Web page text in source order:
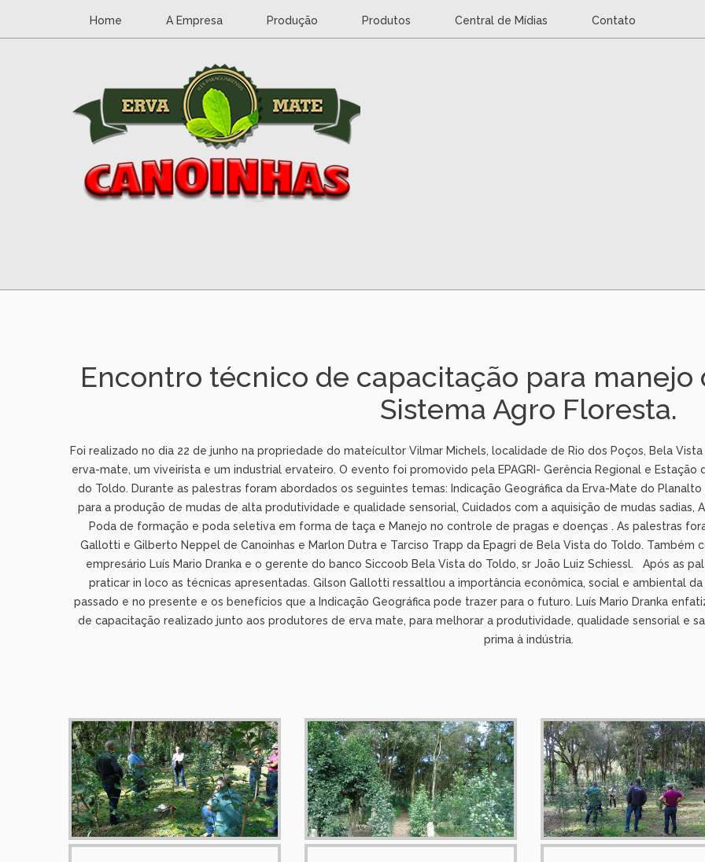
Home A Empresa Produção Produtos Central de Mídias Contato
Encontro técnico de capacitação para
Sistema Agro Floresta.
Foi realizado no dia 22 de junho na propriedade do mateícultor Vilmar Michels, localidade de Rio dos Poços, Bela
erva-mate, um viveirista e um industrial ervateiro. O evento foi promovido pela EPAGRI- Gerência Regional e
do Toldo. Durante as palestras foram abordados os seguintes temas: Indicação Geográfica da Erva-Mate do
para a produção de mudas de alta produtividade e qualidade sensorial, Cuidados com a aquisição de mudas
Poda de formação e poda seletiva em forma de taça e Manejo no controle de pragas e doenças . As palestras
Gallotti e Gilberto Neppel de Canoinhas e Marlon Dutra e Tarciso Trapp da Epagri de Bela Vista do Toldo. Também
empresário Luís Mario Dranka e o gerente do banco Siccoob Bela Vista do Toldo, sr João Luiz Schiessl. Após as
praticar in loco as técnicas apresentadas. Gilson Gallotti ressaltlou a importância econômica, social e ambiental
passado e no presente e os benefícios que a Indicação Geográfica pode trazer para o futuro. Luís Mario Dranka
de capacitação realizado junto aos produtores de erva mate, para melhorar a produtividade, qualidade sensorial e
prima à indústria.